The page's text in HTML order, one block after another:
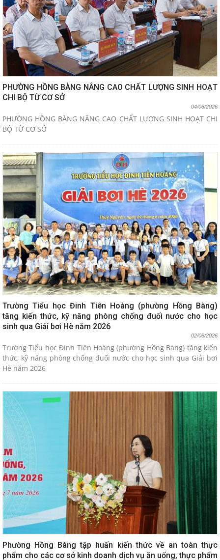
PHƯỜNG HỒNG BÀNG NÂNG CAO CHẤT LƯỢNG SINH HOẠT
CHI BỘ TỪ CƠ SỞ
04/08/2026
PHƯỜNG HỒNG BÀNG NÂNG CAO CHẤT LƯỢNG SINH HOẠT CHI
BỘ TỪ CƠ SỞ
Trường Tiểu học Đinh Tiên Hoàng (phường Hồng Bàng)
tăng kiến thức, kỹ năng phòng chống đuối nước cho học
sinh qua Giải bơi Hè năm 2026
02/08/2026
Trường Tiểu học Đinh Tiên Hoàng (phường Hồng Bàng) tăng kiến
thức, kỹ năng phòng chống đuối nước cho học sinh qua Giải bơi
Hè năm 2026
Phường Hồng Bàng tập huấn kiến thức về an toàn thực
phẩm cho các cơ sở kinh doanh dịch vụ ăn uống, thực phẩm